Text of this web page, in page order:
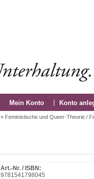
Mein Konto Konto
» Feministische und Queer-Theorie /
Art.-Nr. / ISBN:
9781541798045